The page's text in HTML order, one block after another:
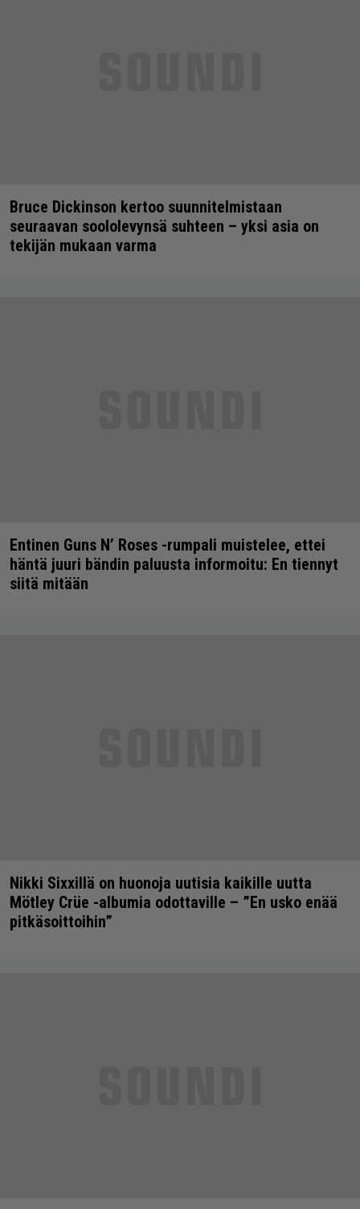
Bruce Dickinson kertoo suunnitelmistaan
seuraavan soololevynsä suhteen – yksi asia on
tekijän mukaan varma
Entinen Guns N’ Roses -rumpali muistelee, ettei
häntä juuri bändin paluusta informoitu: En tiennyt
siitä mitään
Nikki Sixxillä on huonoja uutisia kaikille uutta
Mötley Crüe -albumia odottaville – ”En usko enää
pitkäsoittoihin”